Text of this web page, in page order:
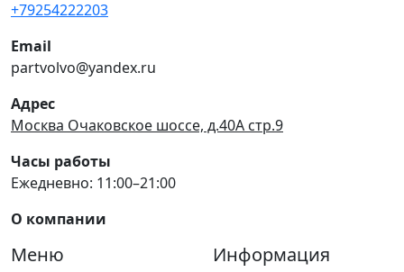
+79254222203
Email
partvolvo@yandex.ru
Адрес
Москва Очаковское шоссе, д.40А стр.9
Часы работы
Ежедневно: 11:00–21:00
О компании
Меню Информация